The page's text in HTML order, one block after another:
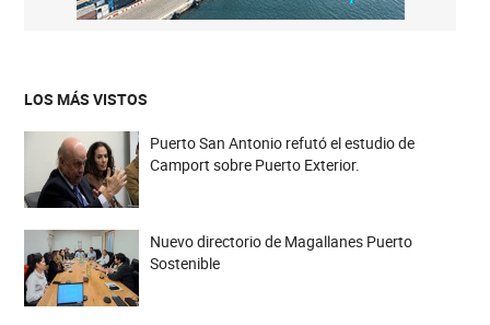
LOS MÁS VISTOS
Puerto San Antonio refutó el estudio de
Camport sobre Puerto Exterior.
Nuevo directorio de Magallanes Puerto
Sostenible